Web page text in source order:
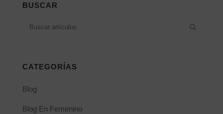
BUSCAR
CATEGORÍAS
Blog
Blog En Femenino